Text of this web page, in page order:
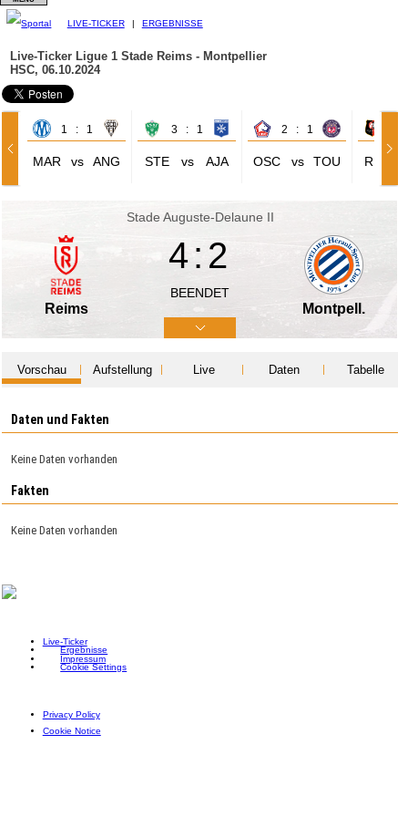
LIVE-TICKER | ERGEBNISSE
Live-Ticker Ligue 1 Stade Reims - Montpellier
HSC, 06.10.2024
1 : 1
MAR vs ANG
3 : 1
STE vs AJA
2 : 1
OSC vs TOU REN
Stade Auguste-Delaune II
Reims
4:2
BEENDET
Montpell.
Vorschau Aufstellung Live Daten Tabelle
Daten und Fakten
Keine Daten vorhanden
Fakten
Keine Daten vorhanden
Live-Ticker
Ergebnisse
Impressum
Cookie Settings
Privacy Policy
Cookie Notice